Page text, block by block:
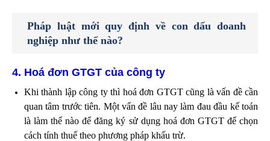
Pháp luật mới quy định về con dấu doanh
nghiệp như thế nào?
4. Hoá đơn GTGT của công ty
Khi thành lập công ty thì hoá đơn GTGT cũng là vấn đề cần
quan tâm trước tiên. Một vấn đề lâu nay làm đau đầu kế toán
là làm thế nào để đăng ký sử dụng hoá đơn GTGT để chọn
cách tính thuế theo phương pháp khấu trừ.